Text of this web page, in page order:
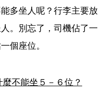
多坐人呢？行李主要放
。別忘了，司機佔了一
個座位。
不能坐５－６位？